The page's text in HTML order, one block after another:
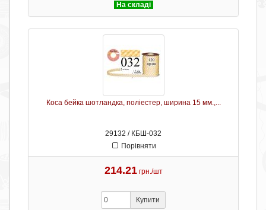
На складі
Коса бейка шотландка, поліестер, ширина 15 мм.,...
29132 / КБШ-032
Порівняти
214.21 грн./шт
Купити